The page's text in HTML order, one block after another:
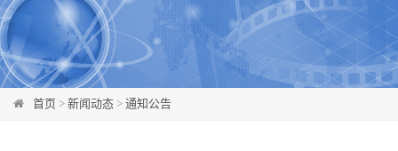
首页 > 新闻动态 > 通知公告